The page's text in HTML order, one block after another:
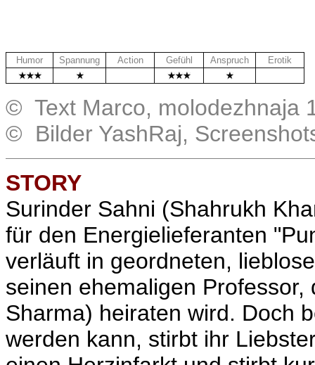
Humor Spannung Action Gefühl Anspruch
Erotik
© Text Marco, molodezhnaja
© Bilder YashRaj,
STORY
Surinder Sahni (Shahrukh
für den Energielieferanten
verläuft in geordneten,
seinen ehemaligen Professor,
Sharma) heiraten wird. Doch
werden kann, stirbt ihr